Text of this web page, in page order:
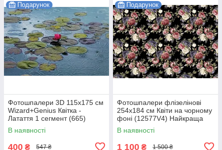
Подарунок
Фотошпалери 3D 115x175 см
Wizard+Genius Квітка -
Латаття 1 сегмент (665)
Найкраща якість
В наявності
400 ₴ 547 ₴
Подарунок
Фотошпалери флізелінові
254х184 см Квіти на чорному
фоні (12577V4) Найкраща
якість
В наявності
1 100 ₴ 1 500 ₴